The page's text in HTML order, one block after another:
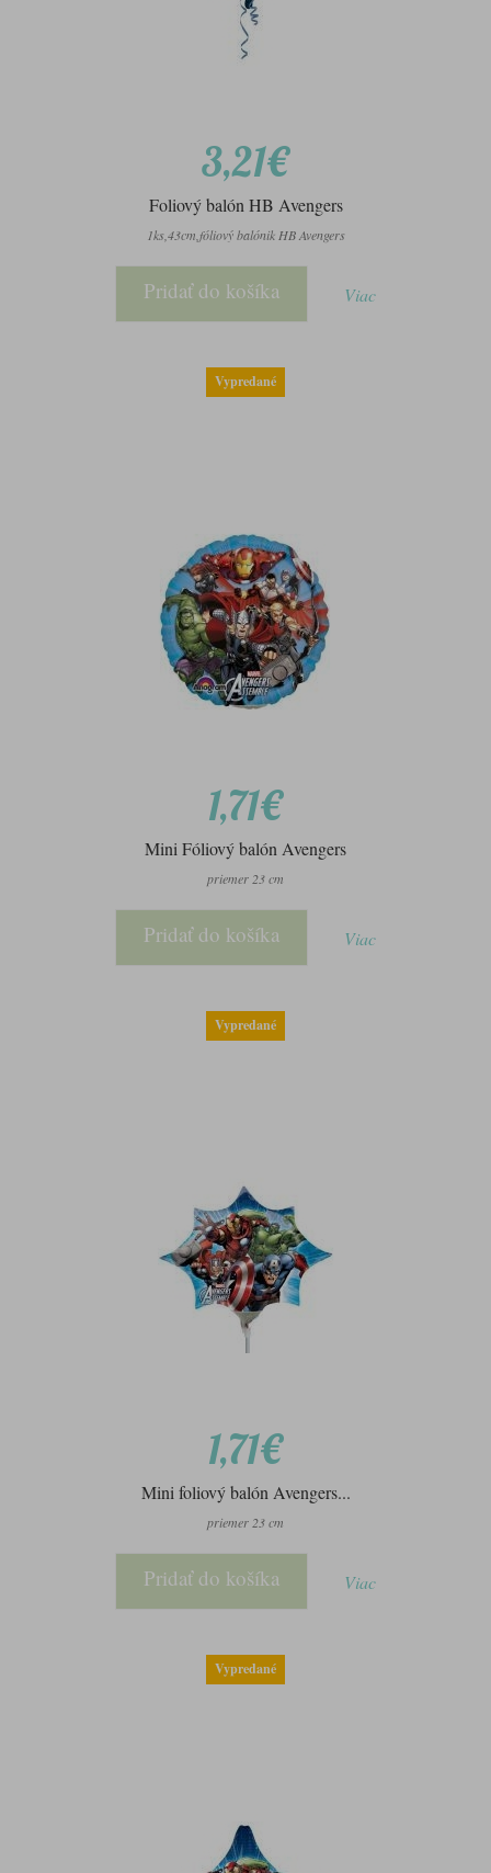
3,21€
Foliový balón HB Avengers
1ks,43cm,fóliový balónik HB Avengers
Pridať do košíka Viac
Vypredané
1,71€
Mini Fóliový balón Avengers
priemer 23 cm
Pridať do košíka Viac
Vypredané
1,71€
Mini foliový balón Avengers...
priemer 23 cm
Pridať do košíka Viac
Vypredané